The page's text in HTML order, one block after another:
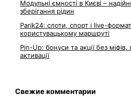
Модульні ємності в Києві –
зберігання рідин
Parik24: слоти, спорт і live-
користувацькому маршруті
Pin-Up: бонуси та акції без міфів,
активації
Свежие комментарии